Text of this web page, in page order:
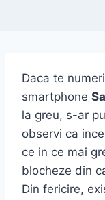
Daca te
smartphone
la greu, s-ar
observi ca
ce in ce mai
blocheze din
Din fericire,